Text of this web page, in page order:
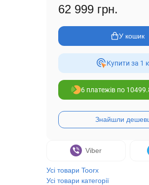
62 999 грн.
У кошик
Купити за 1
6 платежів по
Viber
Усі товари Toorx
Усі товари категорії